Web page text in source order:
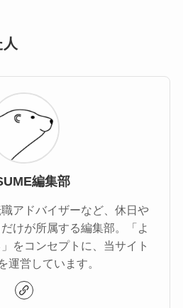
編集部
アドバイザーなど、休日や
けが所属する編集部。「よ
をコンセプトに、当サイト
運営しています。